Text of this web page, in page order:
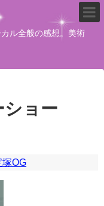
ル全般の感想。美術
ョー
塚OG